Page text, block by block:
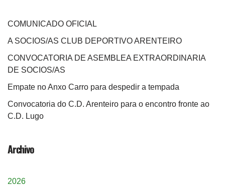
COMUNICADO OFICIAL
A SOCIOS/AS CLUB DEPORTIVO ARENTEIRO
CONVOCATORIA DE ASEMBLEA EXTRAORDINARIA
DE SOCIOS/AS
Empate no Anxo Carro para despedir a tempada
Convocatoria do C.D. Arenteiro para o encontro fronte ao
C.D. Lugo
Archivo
2026